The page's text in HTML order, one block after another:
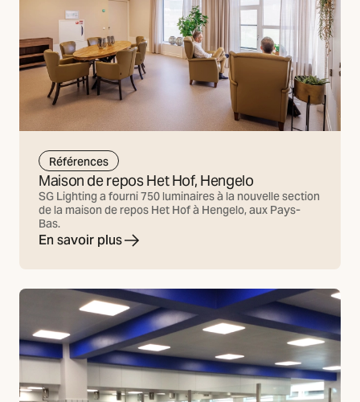
Références
Maison de repos Het Hof, Hengelo
SG Lighting a fourni 750 luminaires à la nouvelle section
de la maison de repos Het Hof à Hengelo, aux Pays-
Bas.
En savoir plus